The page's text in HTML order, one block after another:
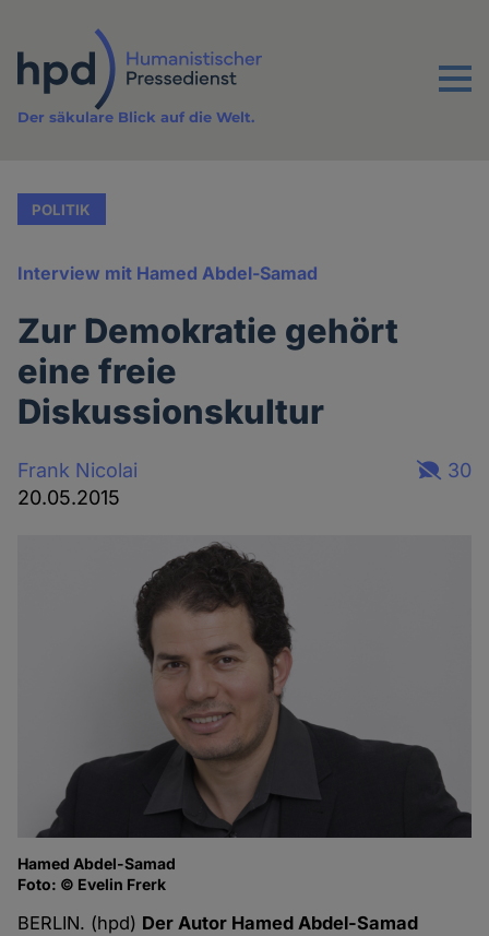
Inhalt
Menu
Der säkulare Blick auf die Welt.
POLITIK
Interview mit Hamed Abdel-Samad
Zur Demokratie gehört
eine freie
Diskussionskultur
Frank Nicolai
20.05.2015
30
Hamed Abdel-Samad
Foto: © Evelin Frerk
BERLIN. (hpd) Der Autor Hamed Abdel-Samad